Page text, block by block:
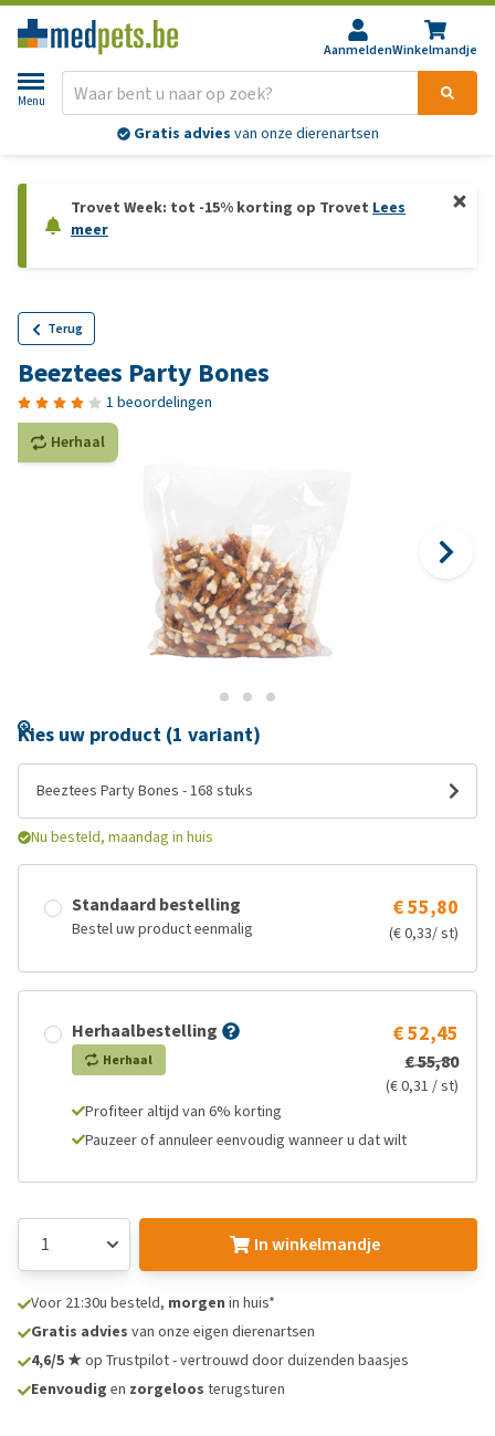
AanmeldenWinkelmandje
Menu
Gratis advies van onze dierenartsen
Trovet Week: tot -15% korting op Trovet Lees
meer
Terug
Beeztees Party Bones
1 beoordelingen
Herhaal
Kies uw product (1 variant)
Beeztees Party Bones - 168 stuks
Nu besteld, maandag in huis
Standaard bestelling
Bestel uw product eenmalig
€ 55,80
(€ 0,33/ st)
Herhaalbestelling
Herhaal
€ 52,45
€ 55,80
(€ 0,31 / st)
Profiteer altijd van 6% korting
Pauzeer of annuleer eenvoudig wanneer u dat wilt
In winkelmandje
Voor 21:30u besteld, morgen in huis*
Gratis advies van onze eigen dierenartsen
4,6/5 ★op Trustpilot - vertrouwd door duizenden baasjes
Eenvoudig en zorgeloos terugsturen